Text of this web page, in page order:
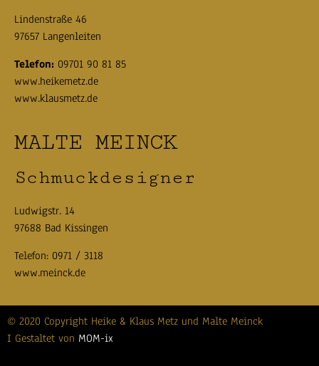
Lindenstraße 46
97657 Langenleiten
Telefon: 09701 90 81 85
www.heikemetz.de
www.klausmetz.de
MALTE MEINCK
Schmuckdesigner
Ludwigstr. 14
97688 Bad Kissingen
Telefon: 0971 / 3118
www.meinck.de
© 2020 Copyright Heike & Klaus Metz und Malte Meinck
I Gestaltet von MOM-ix